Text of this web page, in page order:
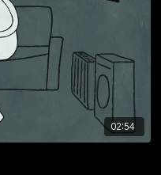
02:54